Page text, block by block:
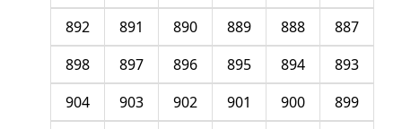
887
888
889
890
891
892
893
894
895
896
897
898
899
900
901
902
903
904